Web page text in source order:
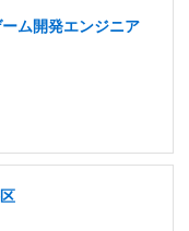
ム開発エンジニア